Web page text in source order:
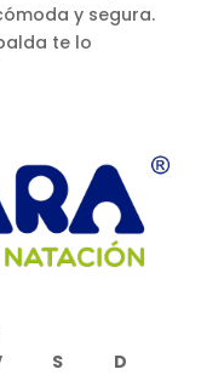
y segura.
te lo
S
D